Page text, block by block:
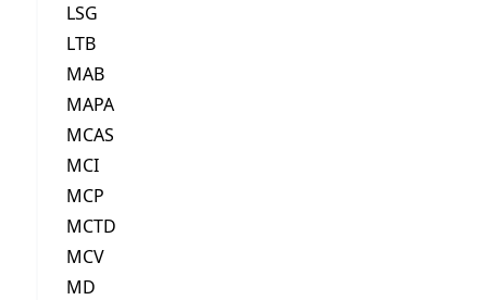
LSG
LTB
MAB
MAPA
MCAS
MCI
MCP
MCTD
MCV
MD